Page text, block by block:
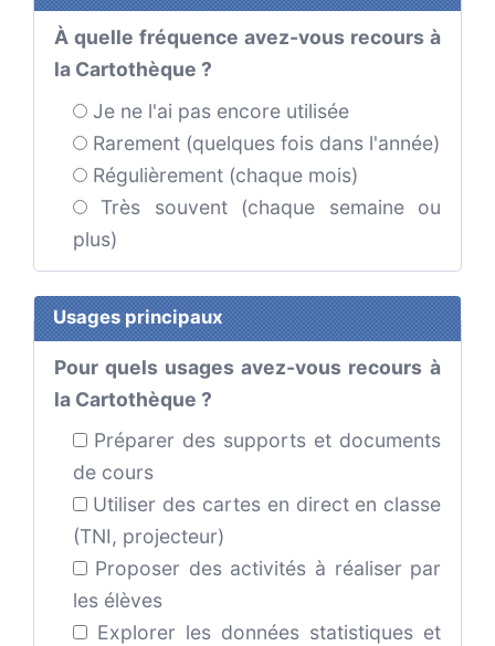
À quelle fréquence avez-vous recours à
la Cartothèque ?
Je ne l'ai pas encore utilisée
Rarement (quelques fois dans l'année)
Régulièrement (chaque mois)
Très souvent (chaque semaine ou
plus)
Usages principaux
Pour quels usages avez-vous recours à
la Cartothèque ?
Préparer des supports et documents
de cours
Utiliser des cartes en direct en classe
(TNI, projecteur)
Proposer des activités à réaliser par
les élèves
Explorer les données statistiques et